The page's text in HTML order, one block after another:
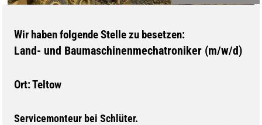
Wir haben folgende Stelle zu besetzen:
Land- und Baumaschinenmechatroniker (m/w/d)
Ort: Teltow
Servicemonteur bei Schlüter.